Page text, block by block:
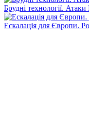
Брудні технології.
Ескалація для Європи.